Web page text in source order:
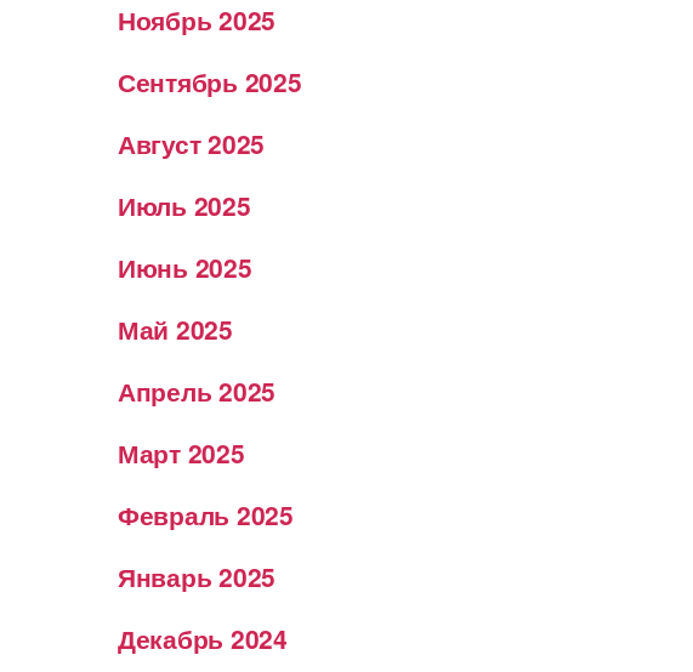
Ноябрь 2025
Сентябрь 2025
Август 2025
Июль 2025
Июнь 2025
Май 2025
Апрель 2025
Март 2025
Февраль 2025
Январь 2025
Декабрь 2024